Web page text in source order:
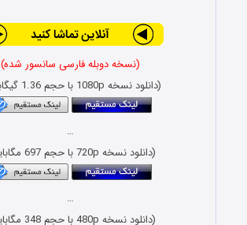
(نسخه دوبله فارسی سانسور شده)
(دانلود نسخه 1080p با حجم 1.36 گیگابایت)
…
(دانلود نسخه 720p با حجم 697 مگابایت)
…
(دانلود نسخه 480p با حجم 348 مگابایت)